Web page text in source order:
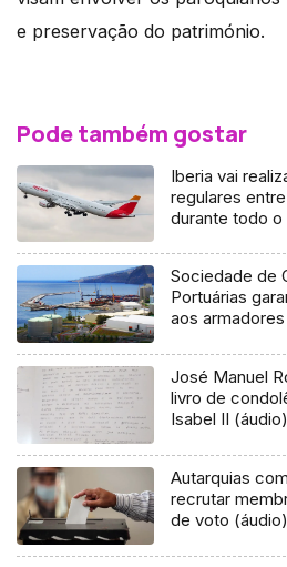
e preservação do património.
Pode também gostar
Iberia vai
regulares
durante todo o
Sociedade de
Portuárias
aos armadores
José Manuel
livro de
Isabel II (áudio)
Autarquias
recrutar
de voto (áudio)